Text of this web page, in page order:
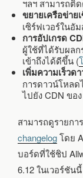
ฯลฯ สามารถติ
ขยายเครือข่าย
เซิร์ฟเวอร์ในอั
การอัปเกรด
ผู้ใช้ที่ได้รับผล
เข้าถึงได้ดีขึ้น (
เพิ่มความเร็วด
การดาวน์โหล
ไปยัง CDN ขอ
สามารถดูรายกา
changelogโดย
บอร์ดที่ใช้ชิป
6.12 ในเวอร์ชัน